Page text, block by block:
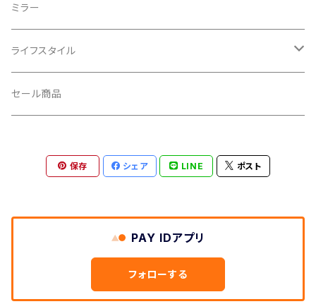
CROSS SECTION/クロスセクション
CLIK/クリック
CUSH CORE/クッシュコア
DEFEET/デフィート
DIXNA/ディズナ
DKG/ディーケージー
輪行袋
輪行小物
バイクカバー
その他
ミラー
ライフスタイル
キャップ
アクセサリー
セール商品
保存 シェア LINE ポスト
PAY IDアプリ
フォローする